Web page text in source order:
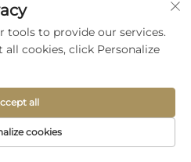
Zhongda Composites
ay reserbado.
Tungkol Kontak
tools to provide our services.
cookies, click Personalize
cookies
all